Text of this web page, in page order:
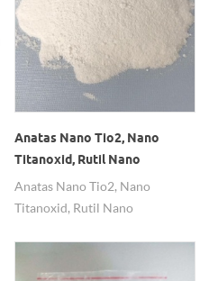
Anatas Nano Tio2, Nano
Titanoxid, Rutil Nano
Titandioxid
Anatas Nano Tio2, Nano
Titanoxid, Rutil Nano
Titanweißpulver ist eine Art